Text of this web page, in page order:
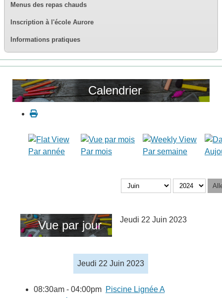
Menus des repas chauds
Inscription à l'école Aurore
Informations pratiques
Calendrier
Par année Par mois Par semaine
Vue par jour Jeudi 22 Juin 2023
Jeudi 22 Juin 2023
08:30am - 04:00pm Piscine Lignée A